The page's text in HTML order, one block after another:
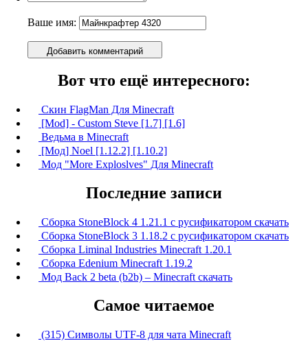
Ваше имя:
Добавить комментарий
Вот что ещё интересного:
Скин FlagMan Для Minecraft
[Mod] - Custom Steve [1.7] [1.6]
Ведьма в Minecraft
[Мод] Noel [1.12.2] [1.10.2]
Мод "More Exploslves" Для Minecraft
Последние записи
Сборка StoneBlock 4 1.21.1 с русификатором скачать
Сборка StoneBlock 3 1.18.2 с русификатором скачать
Сборка Liminal Industries Minecraft 1.20.1
Сборка Edenium Minecraft 1.19.2
Мод Back 2 beta (b2b) – Minecraft скачать
Самое читаемое
(315) Символы UTF-8 для чата Minecraft